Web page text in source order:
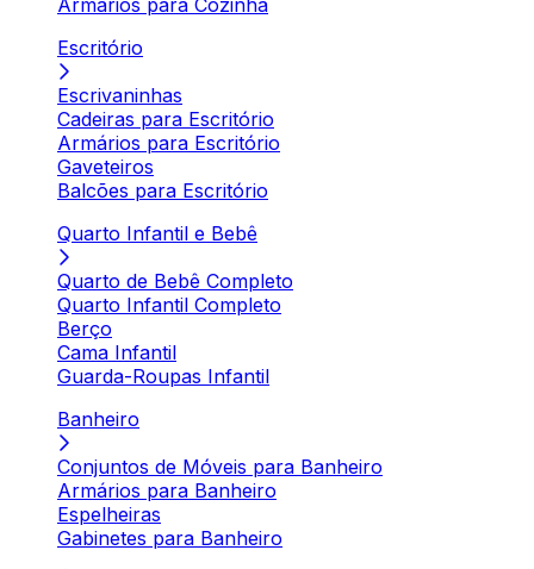
Armários para Cozinha
Escritório
Escrivaninhas
Cadeiras para Escritório
Armários para Escritório
Gaveteiros
Balcões para Escritório
Quarto Infantil e Bebê
Quarto de Bebê Completo
Quarto Infantil Completo
Berço
Cama Infantil
Guarda-Roupas Infantil
Banheiro
Conjuntos de Móveis para Banheiro
Armários para Banheiro
Espelheiras
Gabinetes para Banheiro